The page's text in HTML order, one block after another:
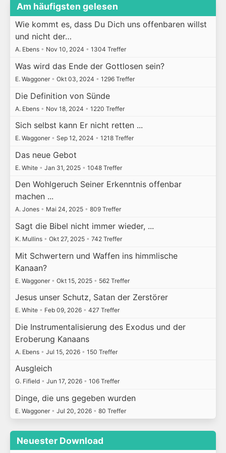
Am häufigsten gelesen
Wie kommt es, dass Du Dich uns offenbaren willst
und nicht der…
A. Ebens • Nov 10, 2024 • 1304 Treffer
Was wird das Ende der Gottlosen sein?
E. Waggoner • Okt 03, 2024 • 1296 Treffer
Die Definition von Sünde
A. Ebens • Nov 18, 2024 • 1220 Treffer
Sich selbst kann Er nicht retten ...
E. Waggoner • Sep 12, 2024 • 1218 Treffer
Das neue Gebot
E. White • Jan 31, 2025 • 1048 Treffer
Den Wohlgeruch Seiner Erkenntnis offenbar
machen ...
A. Jones • Mai 24, 2025 • 809 Treffer
Sagt die Bibel nicht immer wieder, ...
K. Mullins • Okt 27, 2025 • 742 Treffer
Mit Schwertern und Waffen ins himmlische
Kanaan?
E. Waggoner • Okt 15, 2025 • 562 Treffer
Jesus unser Schutz, Satan der Zerstörer
E. White • Feb 09, 2026 • 427 Treffer
Die Instrumentalisierung des Exodus und der
Eroberung Kanaans
A. Ebens • Jul 15, 2026 • 150 Treffer
Ausgleich
G. Fifield • Jun 17, 2026 • 106 Treffer
Dinge, die uns gegeben wurden
E. Waggoner • Jul 20, 2026 • 80 Treffer
Neuester Download